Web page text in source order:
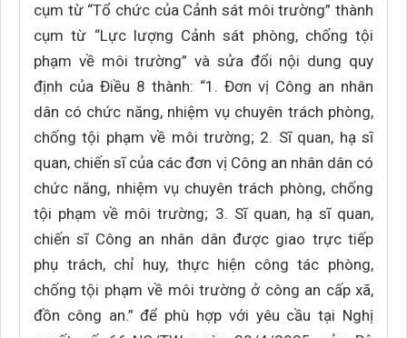
cụm từ “Tổ chức của Cảnh sát môi trường” thành
cụm từ “Lực lượng Cảnh sát phòng, chống tội
phạm về môi trường” và sửa đổi nội dung quy
định của Điều 8 thành: “1. Đơn vị Công an nhân
dân có chức năng, nhiệm vụ chuyên trách phòng,
chống tội phạm về môi trường; 2. Sĩ quan, hạ sĩ
quan, chiến sĩ của các đơn vị Công an nhân dân có
chức năng, nhiệm vụ chuyên trách phòng, chống
tội phạm về môi trường; 3. Sĩ quan, hạ sĩ quan,
chiến sĩ Công an nhân dân được giao trực tiếp
phụ trách, chỉ huy, thực hiện công tác phòng,
chống tội phạm về môi trường ở công an cấp xã,
đồn công an.” để phù hợp với yêu cầu tại Nghị